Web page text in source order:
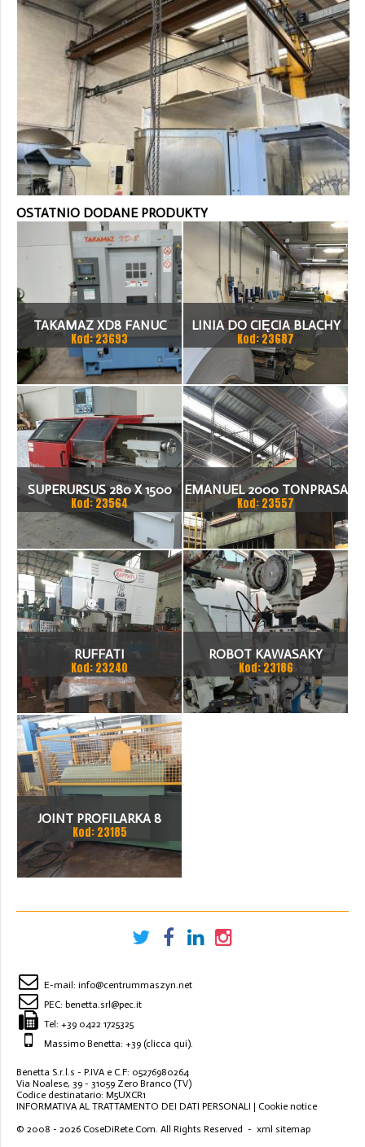
OSTATNIO DODANE PRODUKTY
TAKAMAZ XD8 FANUC
21ITA TOKARKA CNC
Kod: 23693
LINIA DO CIĘCIA BLACHY
1.500 X 1,5 (2,5) MM
Kod: 23687
SUPERURSUS 280 X 1500
TOKARKA
Kod: 23564
EMANUEL 2000 TONPRASA
HYDRAULICZNA 3200 X
2000
Kod: 23557
RUFFATI
Kod: 23240
ROBOT KAWASAKY
Kod: 23186
JOINT PROFILARKA 8
STACJI
Kod: 23185
E-mail: info@centrummaszyn.net
PEC: benetta.srl@pec.it
Tel: +39 0422 1725325
Massimo Benetta: +39 (clicca qui).
Benetta S.r.l.s - P.IVA e C.F: 05276980264
Via Noalese, 39 - 31059 Zero Branco (TV)
Codice destinatario: M5UXCR1
INFORMATIVA AL TRATTAMENTO DEI DATI PERSONALI | Cookie notice
© 2008 - 2026 CoseDiRete.Com. All Rights Reserved - xml sitemap